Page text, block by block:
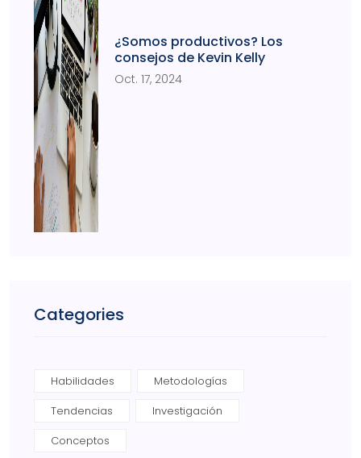
¿Somos productivos? Los
consejos de Kevin Kelly
Oct. 17, 2024
Categories
Habilidades
Metodologías
Tendencias
Investigación
Conceptos